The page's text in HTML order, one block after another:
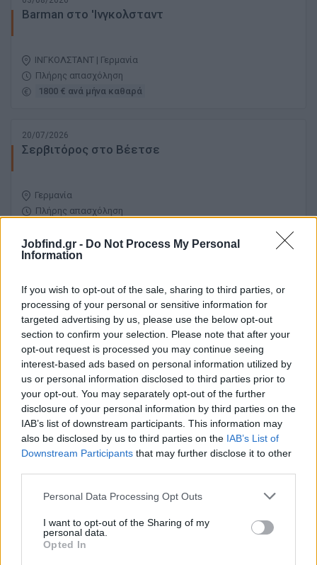
Jobfind.gr - Do Not Process My Personal
Information
If you wish to opt-out of the sale, sharing to third parties, or
processing of your personal or sensitive information for
targeted advertising by us, please use the below opt-out
section to confirm your selection. Please note that after your
opt-out request is processed you may continue seeing
interest-based ads based on personal information utilized by
us or personal information disclosed to third parties prior to
your opt-out. You may separately opt-out of the further
disclosure of your personal information by third parties on the
IAB’s list of downstream participants. This information may
also be disclosed by us to third parties on the IAB’s List of
Downstream Participants that may further disclose it to other
Personal Data Processing Opt Outs
I want to opt-out of the Sharing of my
personal data.
Opted In
Barman στο 'Ινγκολσταντ
ΙΝΓΚΟΛΣΤΑΝΤ | Γερμανία
Πλήρης απασχόληση
1800 € ανά μήνα καθαρά
20/07/2026
Σερβιτόρος στο Βέετσε
Γερμανία
Πλήρης απασχόληση